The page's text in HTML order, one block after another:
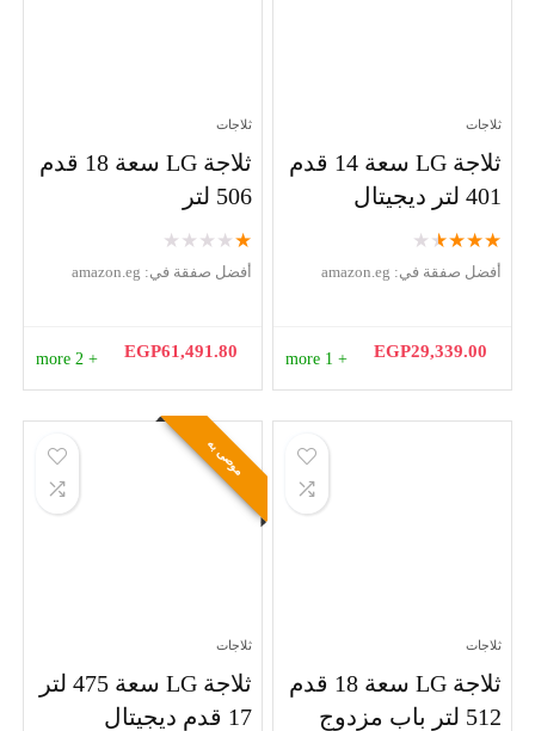
ثلاجات
ثلاجة LG سعة 14 قدم
401 لتر ديجيتال
★
★
★
★
★
أفضل صفقة في: amazon.eg
EGP29,339.00
+ 1 more
ثلاجات
ثلاجة LG سعة 18 قدم
506 لتر
★
★
★
★
★
أفضل صفقة في: amazon.eg
EGP61,491.80
+ 2 more
ثلاجات
ثلاجة LG سعة 18 قدم
512 لتر باب مزدوج
موصى به
ثلاجات
ثلاجة LG سعة 475 لتر
17 قدم ديجيتال